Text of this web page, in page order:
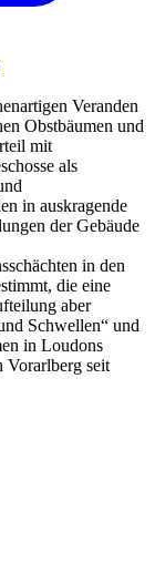
Veranden
Obstbäumen und
mit
als
in auskragende
der Gebäude
in den
die eine
aber
Schwellen“ und
in Loudons
seit